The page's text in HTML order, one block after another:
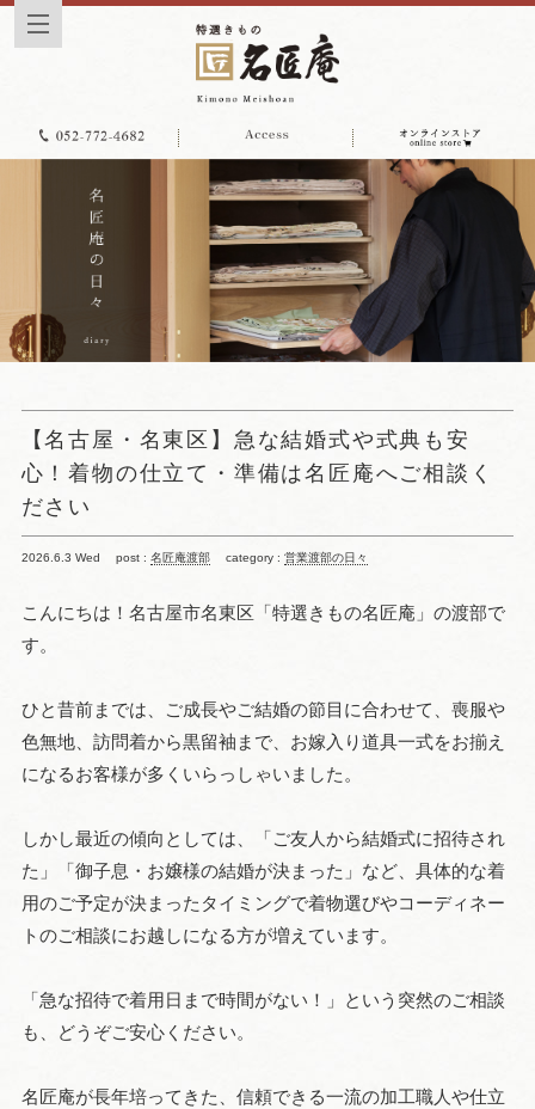
【名古屋・名東区】急な結婚式や式典も安
心！着物の仕立て・準備は名匠庵へご相談く
ださい
2026.6.3 Wed post : 名匠庵渡部 category : 営業渡部の日々
こんにちは！名古屋市名東区「特選きもの名匠庵」の渡部で
す。
ひと昔前までは、ご成長やご結婚の節目に合わせて、喪服や
色無地、訪問着から黒留袖まで、お嫁入り道具一式をお揃え
になるお客様が多くいらっしゃいました。
しかし最近の傾向としては、「ご友人から結婚式に招待され
た」「御子息・お嬢様の結婚が決まった」など、具体的な着
用のご予定が決まったタイミングで着物選びやコーディネー
トのご相談にお越しになる方が増えています。
「急な招待で着用日まで時間がない！」という突然のご相談
も、どうぞご安心ください。
名匠庵が長年培ってきた、信頼できる一流の加工職人や仕立